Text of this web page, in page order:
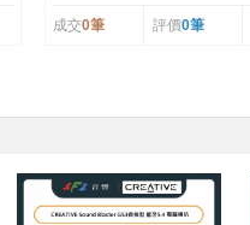
成交0筆 評價0筆